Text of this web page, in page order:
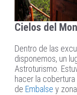
Cielos del
Dentro de las
disponemos, un
Astroturismo.
hacer la
de Embalse y zona.